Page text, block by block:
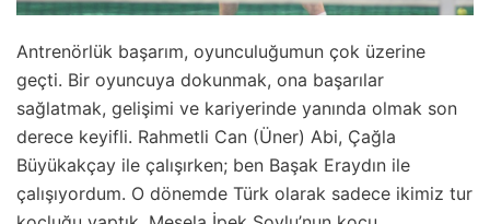
Antrenörlük başarım, oyunculuğumun çok üzerine
geçti. Bir oyuncuya dokunmak, ona başarılar
sağlatmak, gelişimi ve kariyerinde yanında olmak son
derece keyifli. Rahmetli Can (Üner) Abi, Çağla
Büyükakçay ile çalışırken; ben Başak Eraydın ile
çalışıyordum. O dönemde Türk olarak sadece ikimiz tur